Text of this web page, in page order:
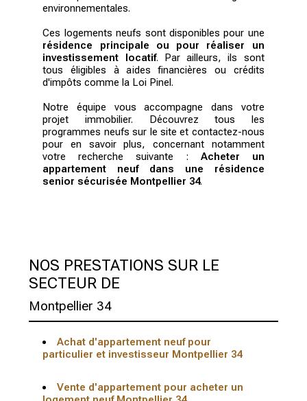
environnementales.
Ces logements neufs sont disponibles pour une
résidence principale ou pour réaliser un
investissement locatif. Par ailleurs, ils sont
tous éligibles à aides financières ou crédits
d'impôts comme la Loi Pinel.
Notre équipe vous accompagne dans votre
projet immobilier. Découvrez tous les
programmes neufs sur le site et contactez-nous
pour en savoir plus, concernant notamment
votre recherche suivante : Acheter un
appartement neuf dans une résidence
senior sécurisée Montpellier 34.
NOS PRESTATIONS SUR LE
SECTEUR DE
Montpellier 34
Achat d'appartement neuf pour
particulier et investisseur Montpellier 34
Vente d'appartement pour acheter un